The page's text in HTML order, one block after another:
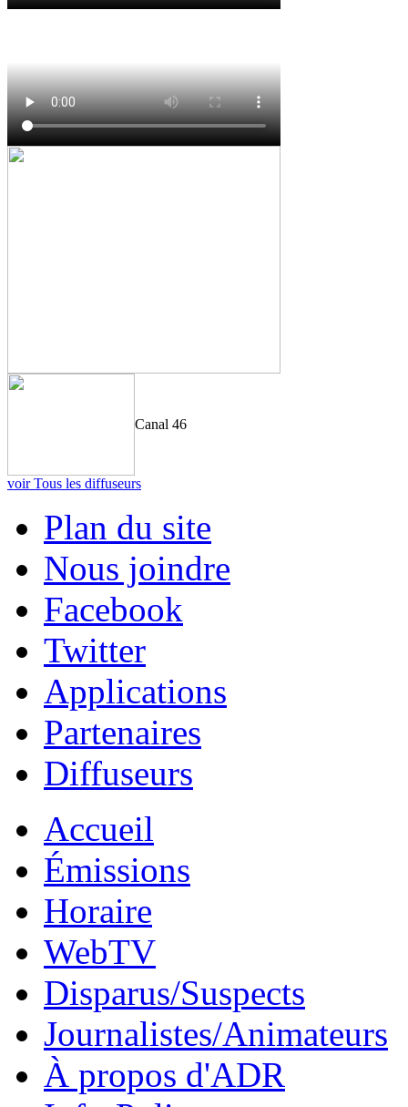
Canal 46
voir Tous les diffuseurs
Plan du site
Nous joindre
Facebook
Twitter
Applications
Partenaires
Diffuseurs
Accueil
Émissions
Horaire
WebTV
Disparus/Suspects
Journalistes/Animateurs
À propos d'ADR